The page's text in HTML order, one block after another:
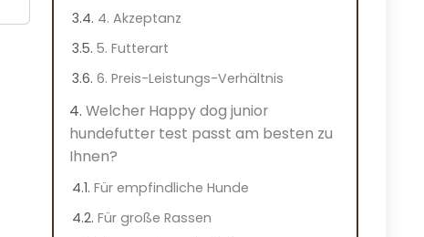
4. Akzeptanz
5. Futterart
6. Preis-Leistungs-Verhältnis
Welcher Happy dog junior
hundefutter test passt am besten zu
Ihnen?
Für empfindliche Hunde
Für große Rassen